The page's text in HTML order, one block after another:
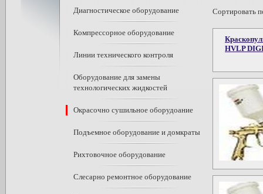
Диагностическое оборудование
Компрессорное оборудование
Линии технического контроля
Оборудование для замены
технологических жидкостей
Окрасочно сушильное оборудоание
Подъемное оборудование и домкраты
Рихтовочное оборудование
Слесарно ремонтное оборудование
Сортировать
HVLP